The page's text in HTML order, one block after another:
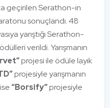
geçirilen Serathon-in
sonuçlandı. 48
yarıştığı Serathon-
verildi. Yarışmanın
projesi ile ödüle layık
projesiyle yarışmanın
“Borsify”projesiyle